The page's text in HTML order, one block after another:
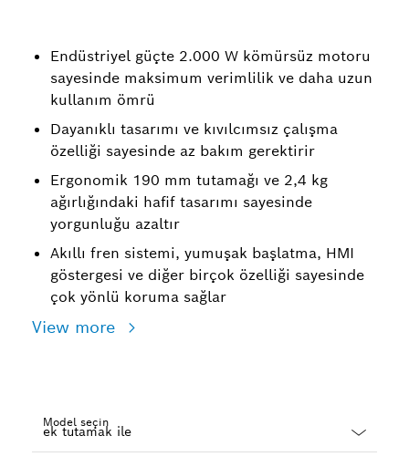
Endüstriyel güçte 2.000 W kömürsüz motoru
sayesinde maksimum verimlilik ve daha uzun
kullanım ömrü
Dayanıklı tasarımı ve kıvılcımsız çalışma
özelliği sayesinde az bakım gerektirir
Ergonomik 190 mm tutamağı ve 2,4 kg
ağırlığındaki hafif tasarımı sayesinde
yorgunluğu azaltır
Akıllı fren sistemi, yumuşak başlatma, HMI
göstergesi ve diğer birçok özelliği sayesinde
çok yönlü koruma sağlar
View more
Model seçin